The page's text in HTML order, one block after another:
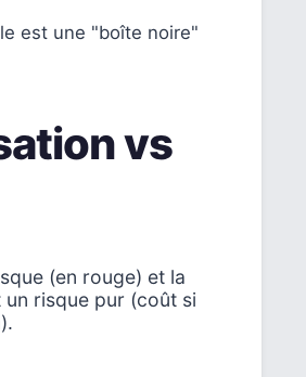
est une "boîte noire"
vs
(en rouge) et la
risque pur (coût si